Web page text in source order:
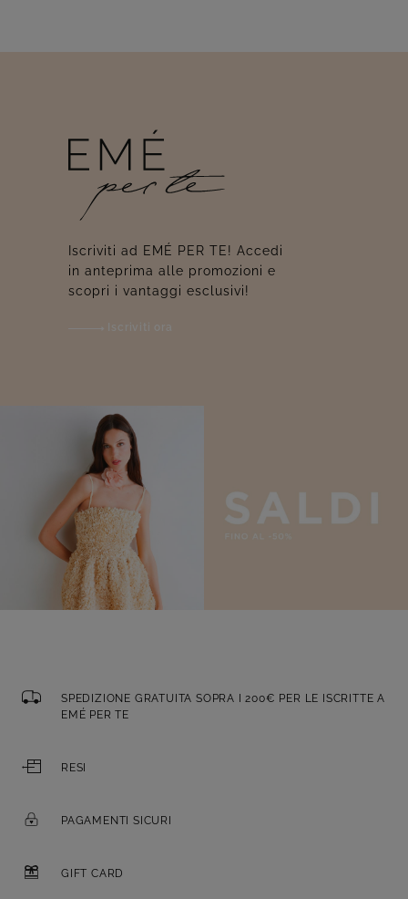
Iscriviti ad EMÉ PER TE! Accedi
in anteprima alle promozioni e
scopri i vantaggi esclusivi!
Iscriviti ora
SPEDIZIONE GRATUITA SOPRA I 200€ PER LE ISCRITTE A
EMÉ PER TE
RESI
PAGAMENTI SICURI
GIFT CARD